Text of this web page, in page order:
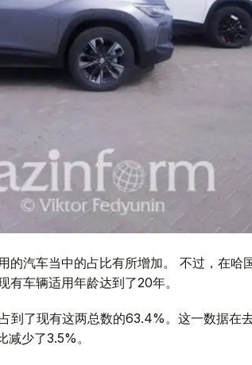
的汽车当中的占比有所增加。 不过，在哈
车辆适用年龄达到了20年。
到了现有这两总数的63.4%。这一数据在
少了3.5%。